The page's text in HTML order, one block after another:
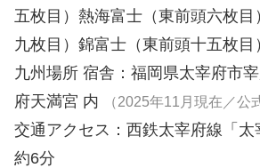
五枚目）熱海富士（東前頭六枚
九枚目）錦富士（東前頭十五枚目
九州場所 宿舎：福岡県太宰府市
府天満宮 内
（2025年11月現在／公
交通アクセス：西鉄太宰府線「
約6分